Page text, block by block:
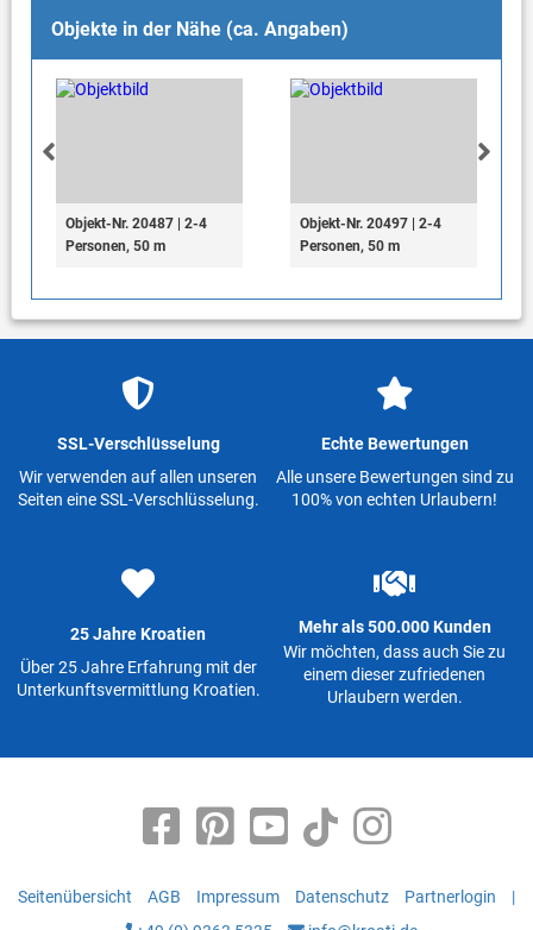
Objekte in der Nähe (ca. Angaben)
Objekt-Nr. 20487 | 2-4
Personen, 50 m
Objekt-Nr. 20497 | 2-4
Personen, 50 m
SSL-Verschlüsselung
Wir verwenden auf allen unseren
Seiten eine SSL-Verschlüsselung.
Echte Bewertungen
Alle unsere Bewertungen sind zu
100% von echten Urlaubern!
25 Jahre Kroatien
Über 25 Jahre Erfahrung mit der
Unterkunftsvermittlung Kroatien.
Mehr als 500.000 Kunden
Wir möchten, dass auch Sie zu
einem dieser zufriedenen
Urlaubern werden.
Seitenübersicht AGB Impressum Datenschutz Partnerlogin
|